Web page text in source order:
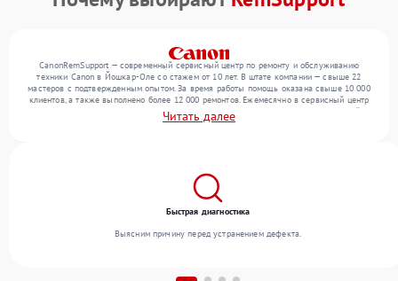
CanonRemSupport — современный сервисный центр по ремонту и обслуживанию
техники Canon в Йошкар-Оле со стажем от 10 лет. В штате компании — свыше 22
мастеров с подтвержденным опытом. За время работы помощь оказана свыше 10 000
клиентов, а также выполнено более 12 000 ремонтов. Ежемесячно в сервисный центр
поступает свыше 300 единиц техники, включая , , . Мы устраняем поломки любой
сложности и гарантируем высокое качество обслуживания благодаря использованию
Читать далее
Быстрая диагностика
Выясним причину перед устранением дефекта.